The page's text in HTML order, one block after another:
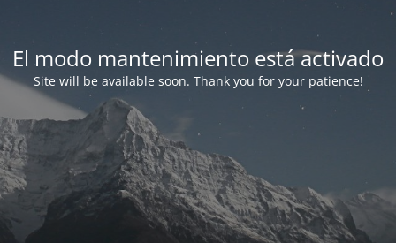
El modo mantenimiento está activado
Site will be available soon. Thank you for your patience!